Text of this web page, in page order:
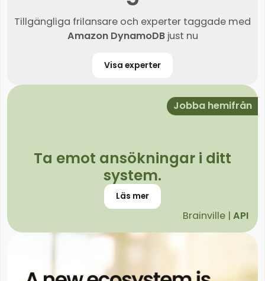
Tillgängliga frilansare och experter taggade med
Amazon DynamoDBjust nu
Visa experter
Jobba hemifrån
Ta emot ansökningar i ditt
system.
Läs mer
Brainville |API